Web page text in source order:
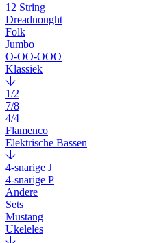
12 String
Dreadnought
Folk
Jumbo
O-OO-OOO
Klassiek
1/2
7/8
4/4
Flamenco
Elektrische Bassen
4-snarige J
4-snarige P
Andere
Sets
Mustang
Ukeleles